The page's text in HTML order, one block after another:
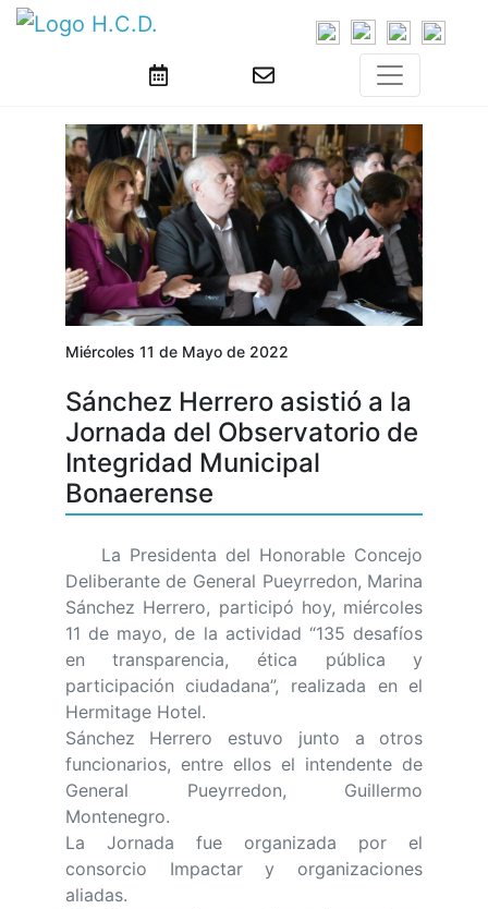
Miércoles 11 de Mayo de 2022
Sánchez Herrero asistió a la
Jornada del Observatorio de
Integridad Municipal
Bonaerense
La Presidenta del Honorable Concejo
Deliberante de General Pueyrredon, Marina
Sánchez Herrero, participó hoy, miércoles
11 de mayo, de la actividad “135 desafíos
en transparencia, ética pública y
participación ciudadana”, realizada en el
Hermitage Hotel.
Sánchez Herrero estuvo junto a otros
funcionarios, entre ellos el intendente de
General Pueyrredon, Guillermo
Montenegro.
La Jornada fue organizada por el
consorcio Impactar y organizaciones
aliadas.